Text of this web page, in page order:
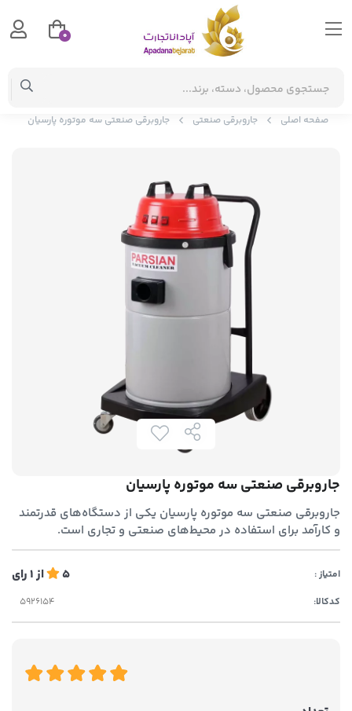
صفحه اصلی جاروبرقی صنعتی جاروبرقی صنعتی سه موتوره پارسیان
جاروبرقی صنعتی سه موتوره پارسیان
جاروبرقی صنعتی سه موتوره پارسیان یکی از دستگاه‌های قدرتمند
و کارآمد برای استفاده در محیط‌های صنعتی و تجاری است.
امتیاز : 5 از1رای
کدکالا:
0